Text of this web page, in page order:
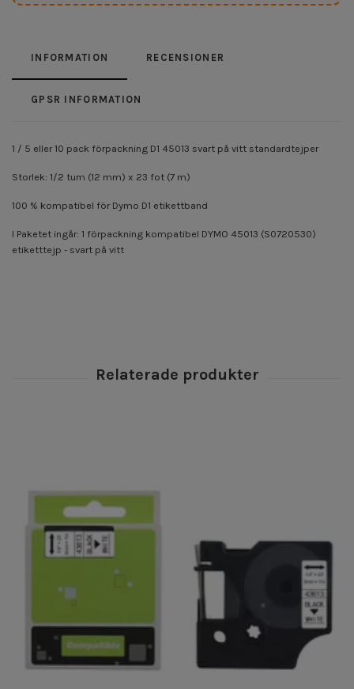
INFORMATION RECENSIONER
GPSR INFORMATION
1 / 5 eller 10 pack förpackning D1 45013 svart på vitt standardtejper
Storlek: 1/2 tum (12 mm) x 23 fot (7 m)
100 % kompatibel för Dymo D1 etikettband
I Paketet ingår: 1 förpackning kompatibel DYMO 45013 (S0720530)
etiketttejp - svart på vitt